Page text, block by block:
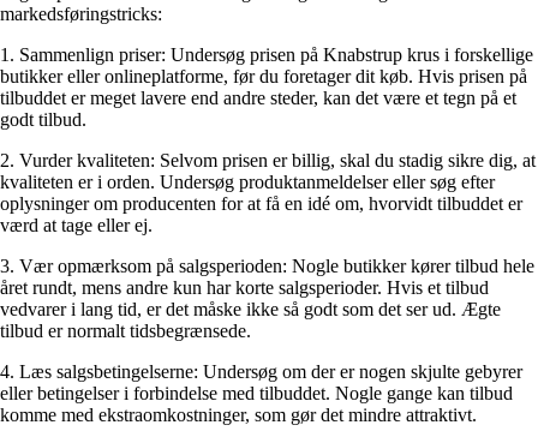
markedsføringstricks:
1. Sammenlign priser: Undersøg prisen på Knabstrup krus i forskellige
butikker eller onlineplatforme, før du foretager dit køb. Hvis prisen på
tilbuddet er meget lavere end andre steder, kan det være et tegn på et
godt tilbud.
2. Vurder kvaliteten: Selvom prisen er billig, skal du stadig sikre dig, at
kvaliteten er i orden. Undersøg produktanmeldelser eller søg efter
oplysninger om producenten for at få en idé om, hvorvidt tilbuddet er
værd at tage eller ej.
3. Vær opmærksom på salgsperioden: Nogle butikker kører tilbud hele
året rundt, mens andre kun har korte salgsperioder. Hvis et tilbud
vedvarer i lang tid, er det måske ikke så godt som det ser ud. Ægte
tilbud er normalt tidsbegrænsede.
4. Læs salgsbetingelserne: Undersøg om der er nogen skjulte gebyrer
eller betingelser i forbindelse med tilbuddet. Nogle gange kan tilbud
komme med ekstraomkostninger, som gør det mindre attraktivt.